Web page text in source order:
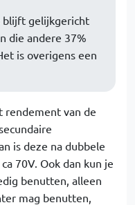
blijft gelijkgericht
die andere 37%
is overigens een
rendement van de
is deze na dubbele
70V. Ook dan kun je
benutten, alleen
mag benutten,